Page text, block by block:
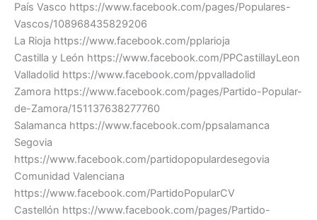
País Vasco https://www.facebook.com/pages/Populares-
Vascos/108968435829206
La Rioja https://www.facebook.com/pplarioja
Castilla y León https://www.facebook.com/PPCastillayLeon
Valladolid https://www.facebook.com/ppvalladolid
Zamora https://www.facebook.com/pages/Partido-Popular-
de-Zamora/151137638277760
Salamanca https://www.facebook.com/ppsalamanca
Segovia
https://www.facebook.com/partidopopulardesegovia
Comunidad Valenciana
https://www.facebook.com/PartidoPopularCV
Castellón https://www.facebook.com/pages/Partido-